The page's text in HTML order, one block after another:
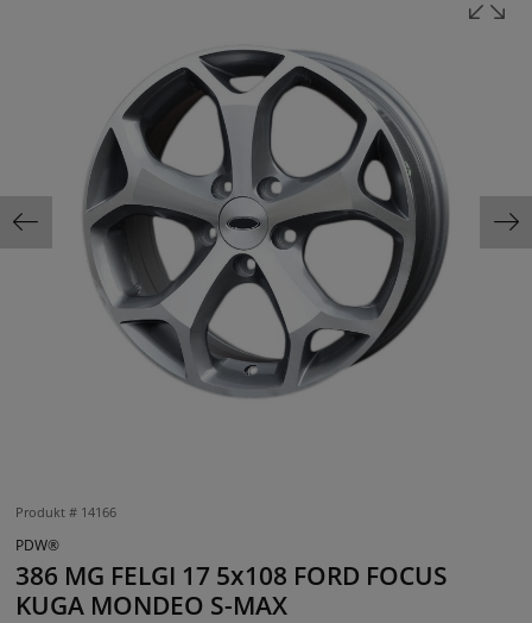
Produkt # 14166
PDW®
386 MG FELGI 17 5x108 FORD FOCUS
KUGA MONDEO S-MAX